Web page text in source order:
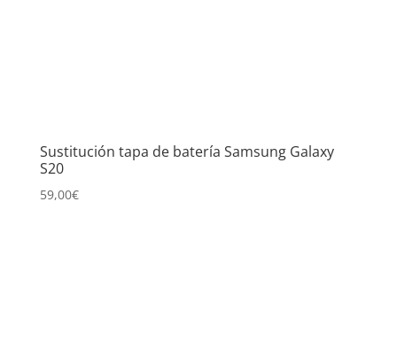
Sustitución tapa de batería Samsung Galaxy
S20
59,00€